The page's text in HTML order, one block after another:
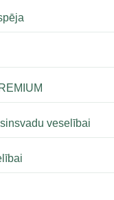
veselībai